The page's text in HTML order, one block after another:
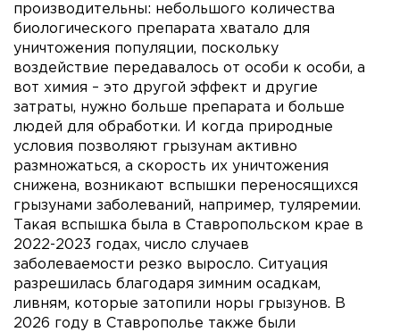
производительны: небольшого количества
биологического препарата хватало для
уничтожения популяции, поскольку
воздействие передавалось от особи к особи, а
вот химия – это другой эффект и другие
затраты, нужно больше препарата и больше
людей для обработки. И когда природные
условия позволяют грызунам активно
размножаться, а скорость их уничтожения
снижена, возникают вспышки переносящихся
грызунами заболеваний, например, туляремии.
Такая вспышка была в Ставропольском крае в
2022-2023 годах, число случаев
заболеваемости резко выросло. Ситуация
разрешилась благодаря зимним осадкам,
ливням, которые затопили норы грызунов. В
2026 году в Ставрополье также были